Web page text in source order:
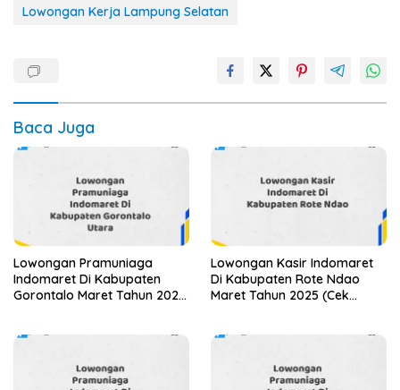
Lowongan Kerja Lampung Selatan
Baca Juga
Lowongan Pramuniaga
Indomaret Di Kabupaten
Gorontalo Maret Tahun 2025
Lowongan Kasir Indomaret
Di Kabupaten Rote Ndao
Maret Tahun 2025 (Cek